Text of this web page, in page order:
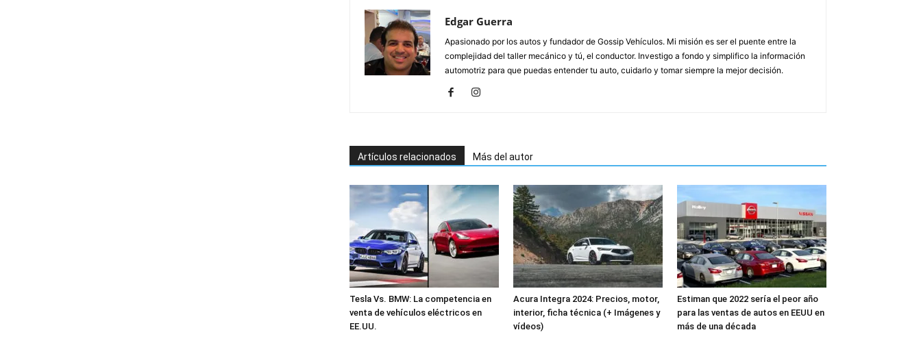
Edgar Guerra
Apasionado por los autos y fundador de Gossip Vehículos. Mi misión es ser el puente entre la
complejidad del taller mecánico y tú, el conductor. Investigo a fondo y simplifico la información
automotriz para que puedas entender tu auto, cuidarlo y tomar siempre la mejor decisión.
Artículos relacionados Más del autor
Tesla Vs. BMW: La competencia en
venta de vehículos eléctricos en
EE.UU.
Acura Integra 2024: Precios, motor,
interior, ficha técnica (+ Imágenes y
vídeos)
Estiman que 2022 sería el peor año
para las ventas de autos en EEUU en
más de una década